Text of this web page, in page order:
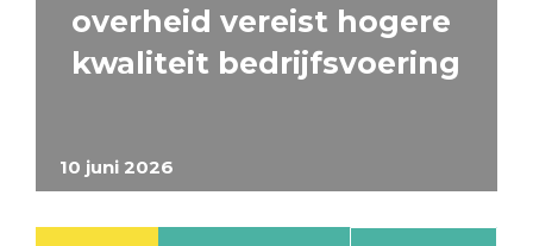
10 juni 2026
overheid vereist hogere
kwaliteit bedrijfsvoering